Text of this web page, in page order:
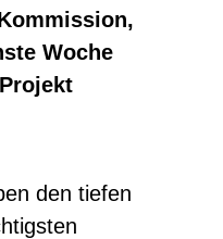
Woche
den tiefen